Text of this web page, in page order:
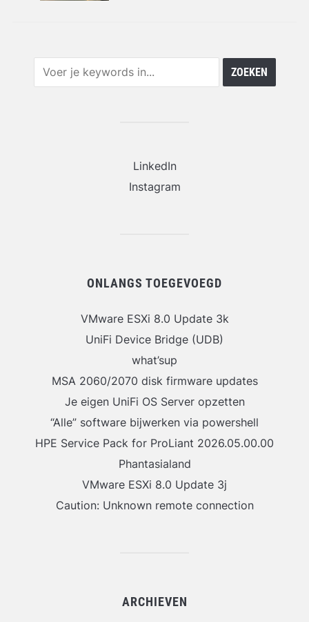
LinkedIn
Instagram
ONLANGS TOEGEVOEGD
VMware ESXi 8.0 Update 3k
UniFi Device Bridge (UDB)
what’sup
MSA 2060/2070 disk firmware updates
Je eigen UniFi OS Server opzetten
“Alle” software bijwerken via powershell
HPE Service Pack for ProLiant 2026.05.00.00
Phantasialand
VMware ESXi 8.0 Update 3j
Caution: Unknown remote connection
ARCHIEVEN